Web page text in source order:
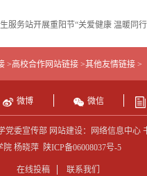
服务站开展重阳节“关爱健康 温暖同
>高校合作网站链接 >其他友情链接 >
微博 微信
党委宣传部 网站建设：网络信息中心
院 杨晓萍 陕ICP备06008037号-5
在线投稿 联系我们